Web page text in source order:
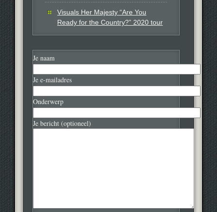
Visuals Her Majesty “Are You
Ready for the Country?” 2020 tour
Je naam
Je e-mailadres
Onderwerp
Je bericht (optioneel)